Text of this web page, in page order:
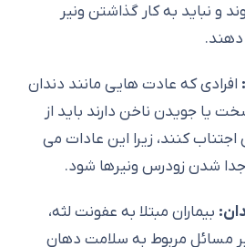
و نباید به کار گذاشتن ونیر
دهند.
افرادی که عادت هایی مانند دندان
یا جویدن ناخن دارند باید از
کنند، زیرا این عادات می
جدا شدن زودرس ونیرها شود.
بیماران مبتلا به عفونت لثه،
مسائل مربوط به سلامت دهان